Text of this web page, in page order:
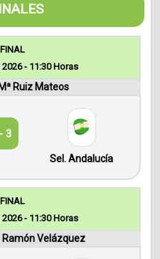
- 11:30 Horas
Ruiz Mateos
3
Sel. Andalucía
- 11:30 Horas
Ramón Velázquez